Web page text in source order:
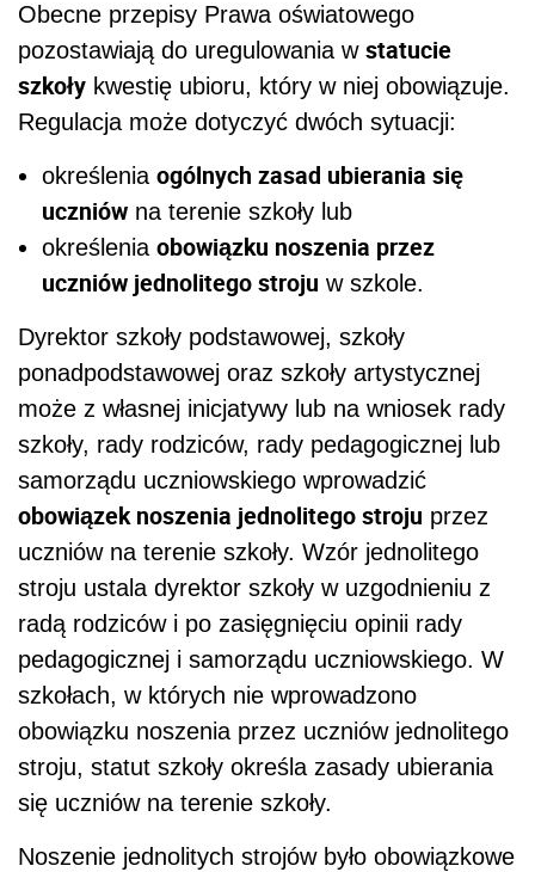
Obecne przepisy Prawa oświatowego
pozostawiają do uregulowania w statucie
szkoły kwestię ubioru, który w niej obowiązuje.
Regulacja może dotyczyć dwóch sytuacji:
określenia ogólnych zasad ubierania się
uczniów na terenie szkoły lub
określenia obowiązku noszenia przez
uczniów jednolitego stroju w szkole.
Dyrektor szkoły podstawowej, szkoły
ponadpodstawowej oraz szkoły artystycznej
może z własnej inicjatywy lub na wniosek rady
szkoły, rady rodziców, rady pedagogicznej lub
samorządu uczniowskiego wprowadzić
obowiązek noszenia jednolitego stroju przez
uczniów na terenie szkoły. Wzór jednolitego
stroju ustala dyrektor szkoły w uzgodnieniu z
radą rodziców i po zasięgnięciu opinii rady
pedagogicznej i samorządu uczniowskiego. W
szkołach, w których nie wprowadzono
obowiązku noszenia przez uczniów jednolitego
stroju, statut szkoły określa zasady ubierania
się uczniów na terenie szkoły.
Noszenie jednolitych strojów było obowiązkowe